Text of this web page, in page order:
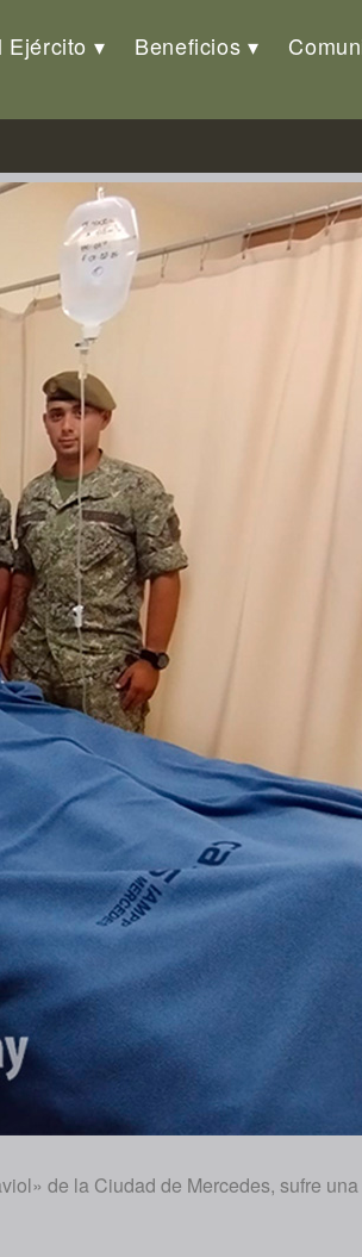
Ejército Beneficios
de la Ciudad de Mercedes, sufre